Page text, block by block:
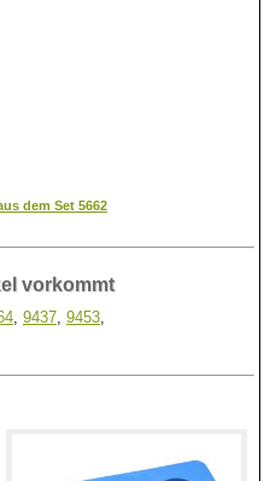
dem Set 5662
vorkommt
9437 9453